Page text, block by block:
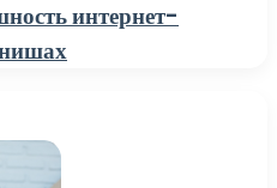
интернет-